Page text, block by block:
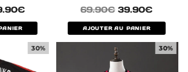
€ 69.90€ 39.90€
AJOUTER AU PANIER
30% 30%